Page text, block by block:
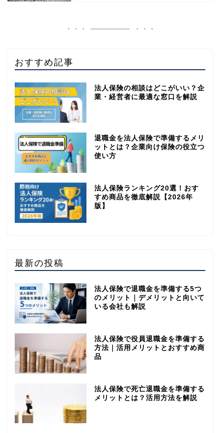
おすすめ記事
法人保険の相談はどこがいい？企
業・経営者に最適な窓口を解説
退職金を法人保険で準備するメリ
ットとは？企業向け保険の役立つ
使い方
法人保険ランキング20選！おす
すめ商品を徹底解説【2026年
版】
最新の投稿
法人保険で退職金を準備する5つ
のメリット｜デメリットと向いて
いる会社も解説
法人保険で役員退職金を準備する
方法｜活用メリットとおすすめ商
品
法人保険で死亡退職金を準備する
メリットとは？活用方法を解説